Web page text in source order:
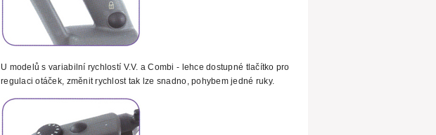
U modelů s variabilní rychlostí V.V. a Combi - lehce dostupné tlačítko pro
regulaci otáček, změnit rychlost tak lze snadno, pohybem jedné ruky.